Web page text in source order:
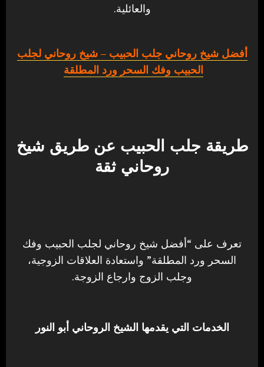
والعائلية.
أفضل شيخ روحاني جلب الحبيب – شيخ روحاني لجلب
الحبيب وفك السحر ورد المطلقة
طريقة جلب الحبيب عن طريق شيخ
روحاني ثقة
تعرف على “أفضل شيخ روحاني لجلب الحبيب وفك
السحر ورد المطلقة” واستعادة العلاقات الزوجية،
وجلب الزوج وارجاع الزوجة.
الخدمات التي يقدمها الشيخ الروحاني أبو النور